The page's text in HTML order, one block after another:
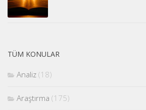
TÜM KONULAR
Analiz (18)
Araştırma (175)